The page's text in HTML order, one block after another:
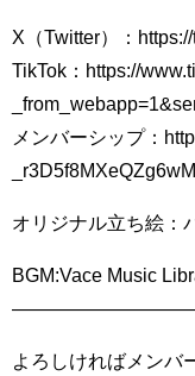
X（Twitter）：
TikTok：https://
メンバーシップ：
オリジナル立ち絵：
BGM:Vace Music
よろしければメンバ